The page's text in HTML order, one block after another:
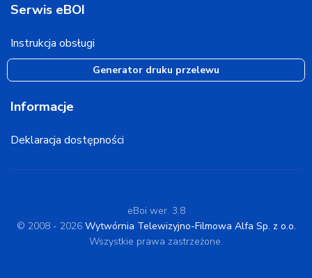
Serwis eBOI
Instrukcja obsługi
Generator druku przelewu
Informacje
Deklaracja dostępności
eBoi wer. 3.8
© 2008 - 2026 Wytwórnia Telewizyjno-Filmowa Alfa Sp. z o.o.
Wszystkie prawa zastrzeżone.